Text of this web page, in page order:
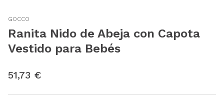
GOCCO
Ranita Nido de Abeja con Capota
Vestido para Bebés
51,73 €